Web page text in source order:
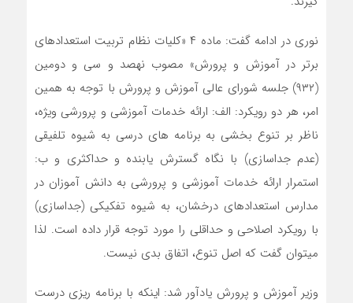
نوری در ادامه گفت: ماده ۴ «کلیات نظام تربیت استعدادهای
برتر در آموزش و پرورش» مصوب نهصد و سی و دومین
(۹۳۲) جلسه شورای عالی آموزش و پرورش با توجه به همین
امر، هر دو رویکرد: الف: ارائه خدمات آموزشی و پرورشی ویژه،
ناظر بر تنوع بخشی به برنامه های درسی به شیوه تلفیقی
(عدم جداسازی) با نگاه گسترش یابنده و حداکثری و ب:
استمرار ارائه خدمات آموزشی و پرورشی به دانش آموزان در
مدارس استعدادهای درخشان، به شیوه تفکیکی (جداسازی)
با رویکرد اصلاحی و حداقلی را مورد توجه قرار داده است. لذا
میتوان گفت که اصل تنوع، اتفاق بدی نیست.
وزیر آموزش و پرورش یادآور شد: اینکه با برنامه ریزی درست